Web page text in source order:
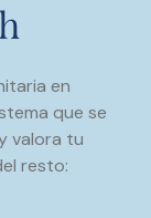
en
que se
valora tu
resto: